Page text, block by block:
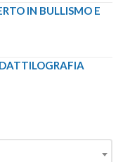
IN BULLISMO E